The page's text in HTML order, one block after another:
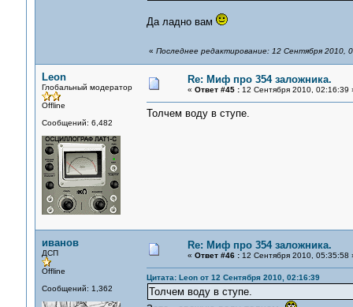
Да ладно вам
« Последнее редактирование: 12 Сентября 2010,
Leon
Глобальный модератор
Offline
Сообщений: 6,482
Re: Миф про 354 заложника.
« Ответ #45 :12 Сентября 2010, 02:16:39
Толчем воду в ступе.
иванов
ДСП
Offline
Сообщений: 1,362
Re: Миф про 354 заложника.
« Ответ #46 :12 Сентября 2010, 05:35:58
Цитата: Leon от 12 Сентября 2010, 02:16:39
Толчем воду в ступе.